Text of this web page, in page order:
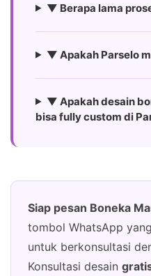
▼ Berapa lama
▼ Apakah Parselo
▼ Apakah desain
bisa fully custom di
Siap pesan Boneka
tombol WhatsApp
untuk berkonsultasi
Konsultasi desain